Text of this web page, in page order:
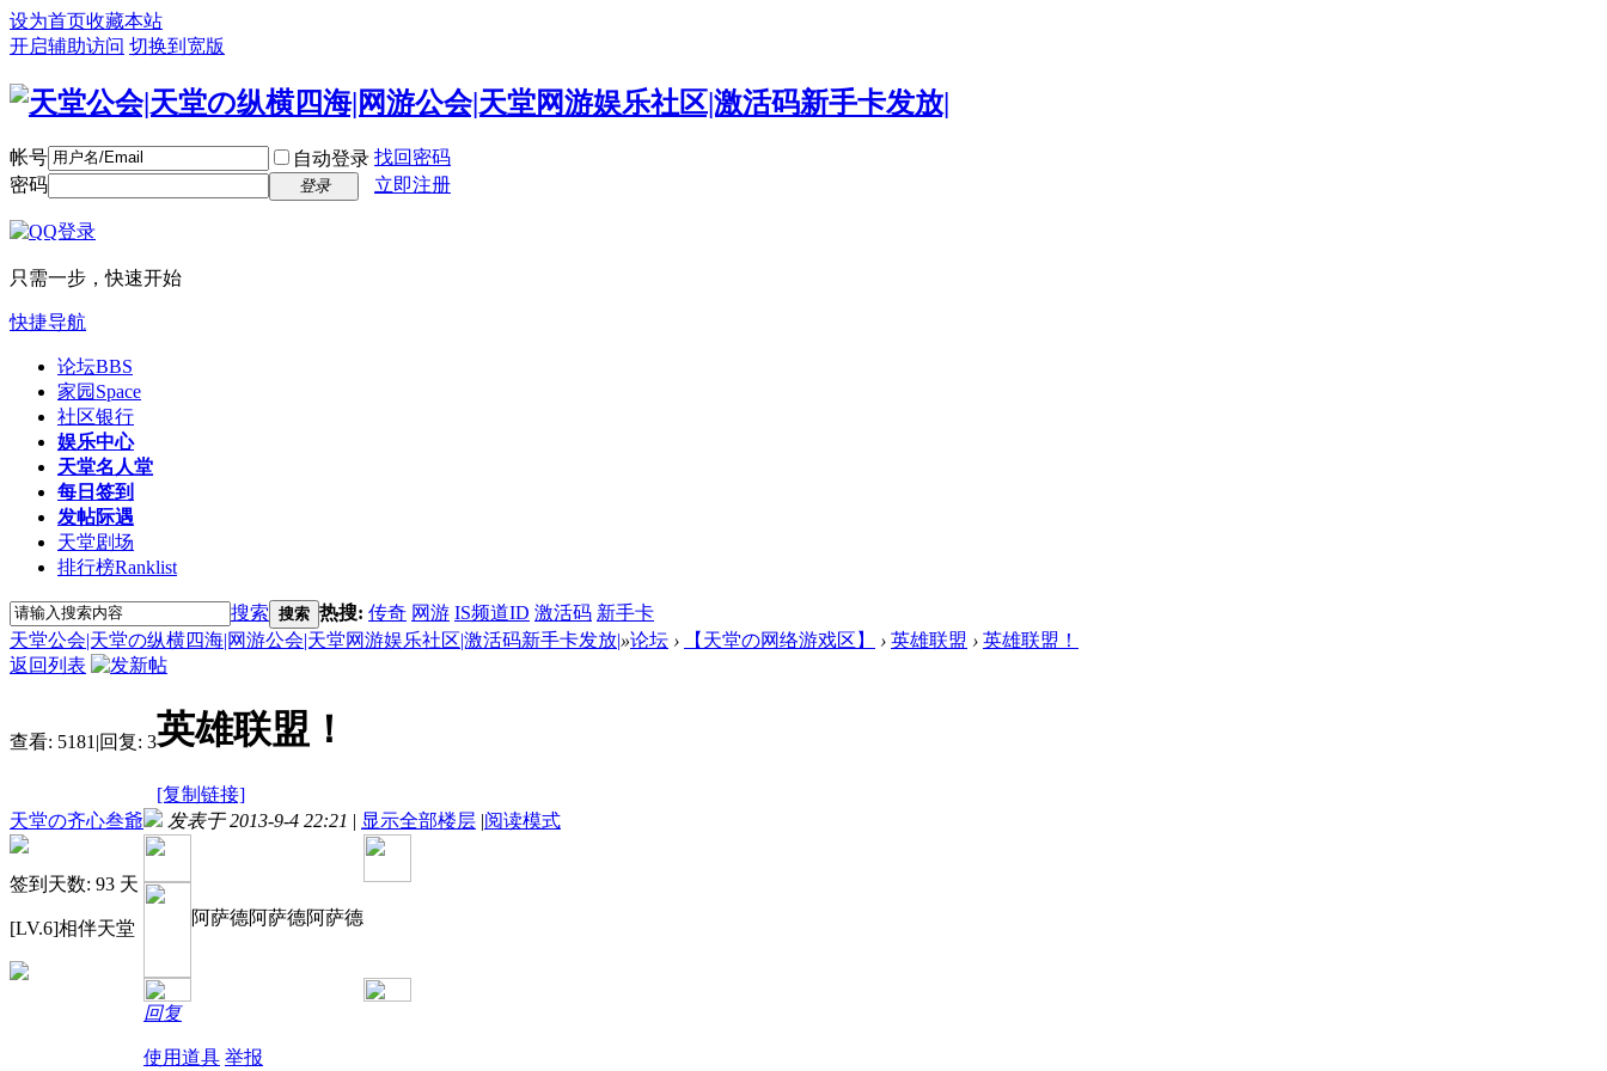
设为首页收藏本站
开启辅助访问 切换到宽版
帐号 自动登录 找回密码
密码
登录 立即注册
只需一步，快速开始
快捷导航
论坛BBS
家园 Space
社区银行
娱乐中心
天堂名人堂
每日签到
发帖际遇
天堂剧场
排行榜Ranklist
搜索 搜索 热搜: 传奇 网游 IS频道ID 激活码 新手卡
天堂公会|天堂の纵横四海|网游公会|天堂网游娱乐社区|激活码新手卡发放|»论坛 › 【天堂の网络游戏区】 › 英雄联盟 › 英雄联盟！
返回列表
查看: 5181 |回复: 3英雄联盟！
[复制链接]
天堂の齐心叁爺
签到天数: 93 天
[LV.6]相伴天堂
发表于 2013-9-4 22:21 | 显示全部楼层 |阅读模式
阿萨德阿萨德阿萨德
回复
使用道具 举报